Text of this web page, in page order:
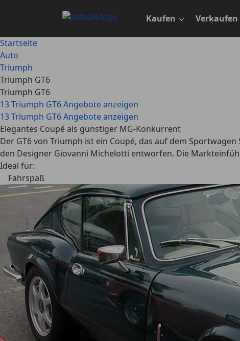
Kaufen Verkaufen
Startseite
Auto
Triumph
Triumph GT6
Triumph GT6
13 Triumph GT6 Angebote anzeigen
13 Triumph GT6 Angebote anzeigen
Elegantes Coupé als günstiger MG-Konkurrent
Der GT6 von Triumph ist ein Coupé, das auf dem
den Designer Giovanni Michelotti entworfen. Die
Ideal für:
Fahrspaß